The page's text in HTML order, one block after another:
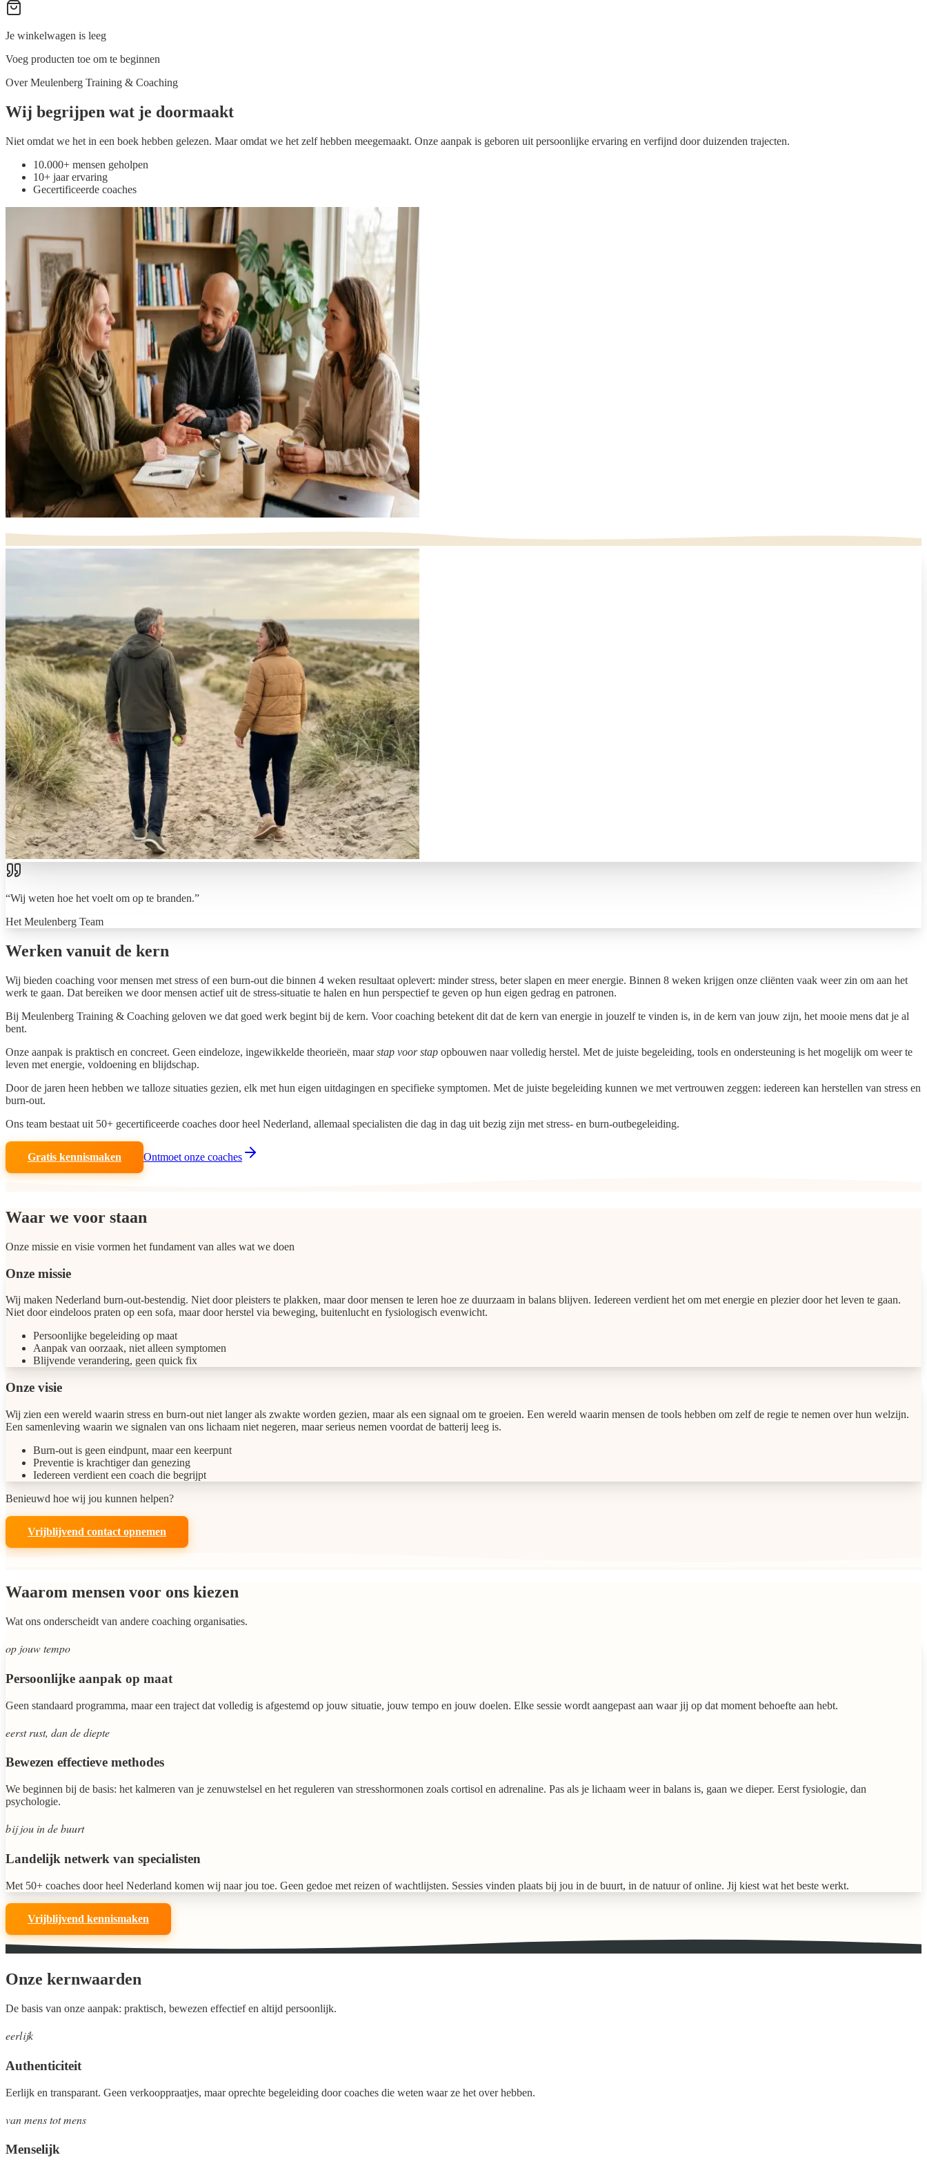
Je winkelwagen is leeg
Voeg producten toe om te beginnen
Over Meulenberg Training & Coaching
Wij begrijpen wat je doormaakt
Niet omdat we het in een boek hebben gelezen. Maar omdat we het zelf hebben meegemaakt. Onze aanpak is geboren uit persoonlijke ervaring en verfijnd door duizenden trajecten.
10.000+ mensen geholpen
10+ jaar ervaring
Gecertificeerde coaches
“Wij weten hoe het voelt om op te branden.”
Het Meulenberg Team
Werken vanuit de kern
Wij bieden coaching voor mensen met stress of een burn-out die binnen 4 weken resultaat oplevert: minder stress, beter slapen en meer energie. Binnen 8 weken krijgen onze cliënten vaak weer zin om aan het
werk te gaan. Dat bereiken we door mensen actief uit de stress-situatie te halen en hun perspectief te geven op hun eigen gedrag en patronen.
Bij Meulenberg Training & Coaching geloven we dat goed werk begint bij de kern. Voor coaching betekent dit dat de kern van energie in jouzelf te vinden is, in de kern van jouw zijn, het mooie mens dat je al
bent.
Onze aanpak is praktisch en concreet. Geen eindeloze, ingewikkelde theorieën, maarstap voor stap opbouwen naar volledig herstel. Met de juiste begeleiding, tools en ondersteuning is het mogelijk om weer te
leven met energie, voldoening en blijdschap.
Door de jaren heen hebben we talloze situaties gezien, elk met hun eigen uitdagingen en specifieke symptomen. Met de juiste begeleiding kunnen we met vertrouwen zeggen: iedereen kan herstellen van stress en
burn-out.
Ons team bestaat uit 50+ gecertificeerde coaches door heel Nederland, allemaal specialisten die dag in dag uit bezig zijn met stress- en burn-outbegeleiding.
Gratis kennismaken Ontmoet onze coaches
Waar we voor staan
Onze missie en visie vormen het fundament van alles wat we doen
Onze missie
Wij maken Nederland burn-out-bestendig. Niet door pleisters te plakken, maar door mensen te leren hoe ze duurzaam in balans blijven. Iedereen verdient het om met energie en plezier door het leven te gaan.
Niet door eindeloos praten op een sofa, maar door herstel via beweging, buitenlucht en fysiologisch evenwicht.
Persoonlijke begeleiding op maat
Aanpak van oorzaak, niet alleen symptomen
Blijvende verandering, geen quick fix
Onze visie
Wij zien een wereld waarin stress en burn-out niet langer als zwakte worden gezien, maar als een signaal om te groeien. Een wereld waarin mensen de tools hebben om zelf de regie te nemen over hun welzijn.
Een samenleving waarin we signalen van ons lichaam niet negeren, maar serieus nemen voordat de batterij leeg is.
Burn-out is geen eindpunt, maar een keerpunt
Preventie is krachtiger dan genezing
Iedereen verdient een coach die begrijpt
Benieuwd hoe wij jou kunnen helpen?
Vrijblijvend contact opnemen
Waarom mensen voor ons kiezen
Wat ons onderscheidt van andere coaching organisaties.
op jouw tempo
Persoonlijke aanpak op maat
Geen standaard programma, maar een traject dat volledig is afgestemd op jouw situatie, jouw tempo en jouw doelen. Elke sessie wordt aangepast aan waar jij op dat moment behoefte aan hebt.
eerst rust, dan de diepte
Bewezen effectieve methodes
We beginnen bij de basis: het kalmeren van je zenuwstelsel en het reguleren van stresshormonen zoals cortisol en adrenaline. Pas als je lichaam weer in balans is, gaan we dieper. Eerst fysiologie, dan
psychologie.
bij jou in de buurt
Landelijk netwerk van specialisten
Met 50+ coaches door heel Nederland komen wij naar jou toe. Geen gedoe met reizen of wachtlijsten. Sessies vinden plaats bij jou in de buurt, in de natuur of online. Jij kiest wat het beste werkt.
Vrijblijvend kennismaken
Onze kernwaarden
De basis van onze aanpak: praktisch, bewezen effectief en altijd persoonlijk.
eerlijk
Authenticiteit
Eerlijk en transparant. Geen verkooppraatjes, maar oprechte begeleiding door coaches die weten waar ze het over hebben.
van mens tot mens
Menselijk